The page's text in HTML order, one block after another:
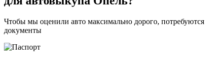
Чтобы мы оценили авто максимально дорого, потребуются
документы